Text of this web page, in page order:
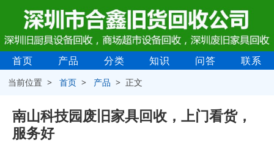
首页 产品 分类 知识 问答 联系
当前位置 >首页 > 产品 > 正文
南山科技园废旧家具回收，上门看货，
服务好